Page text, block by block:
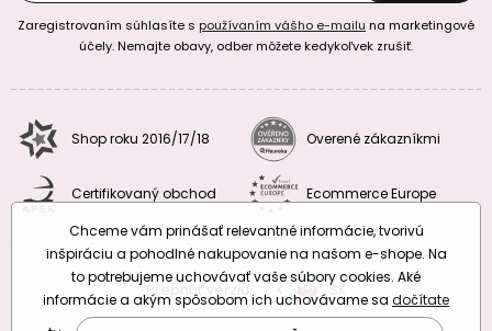
Zaregistrovaním súhlasíte s používaním vášho e-mailu na marketingové
účely. Nemajte obavy, odber môžete kedykoľvek zrušiť.
Shop roku 2016/17/18 Overené zákazníkmi
Certifikovaný obchod Ecommerce Europe
Prepnúť verziu: CZSK
Chceme vám prinášať relevantné informácie, tvorivú
inšpiráciu a pohodlné nakupovanie na našom e-shope. Na
to potrebujeme uchovávať vaše súbory cookies. Aké
informácie a akým spôsobom ich uchovávame sa dočítate